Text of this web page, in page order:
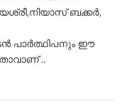
ബക്കർ,
പാർത്ഥിപനും ഈ
..